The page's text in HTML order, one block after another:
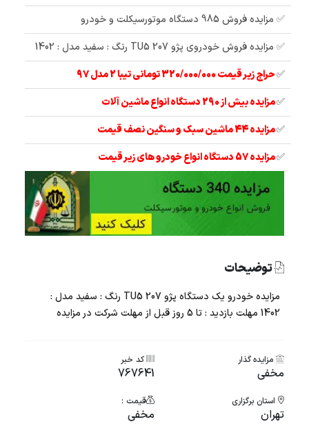
✅ مزایده فروش 985 دستگاه موتورسیکلت و خودرو
✅ مزایده فروش خودروی پژو 207 TU5 رنگ : سفید مدل : 1402
✅حراج زیر قیمت 320/000/000 تومانی تیبا 2 مدل 97
✅مزایده بیش از 290 دستگاه انواع ماشین آلات
✅مزایده 44 ماشین سبک و سنگین نصف قیمت
✅مزایده 57 دستگاه انواع خودرو های زیر قیمت
توضیحات
مزایده خودرو یک دستگاه پژو 207 TU5 رنگ : سفید مدل :
1402 مهلت بازدید : تا 5 روز قبل از مهلت شرکت در مزایده
مزایده گذار
مخفی
کد خبر
767641
استان برگزاری
تهران
قیمت :
مخفی